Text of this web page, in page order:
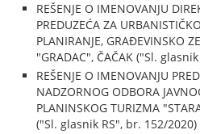
REŠENJE O IMENOVANJU
PREDUZEĆA ZA
PLANIRANJE, GRAĐEVINSKO
"GRADAC", ČAČAK ("Sl.
REŠENJE O IMENOVANJU
NADZORNOG ODBORA
PLANINSKOG TURIZMA
("Sl. glasnik RS", br. 152/2020)